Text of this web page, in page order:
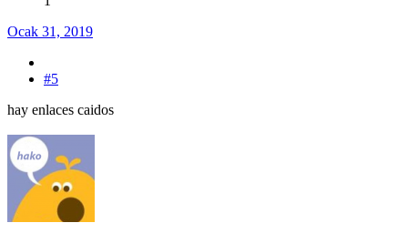
Ocak 31, 2019
#5
hay enlaces caidos